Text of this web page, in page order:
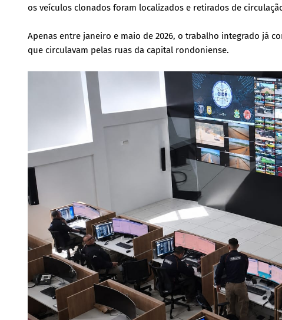
os veículos clonados foram localizados e retirados de
Apenas entre janeiro e maio de 2026, o trabalho integrado já
que circulavam pelas ruas da capital rondoniense.